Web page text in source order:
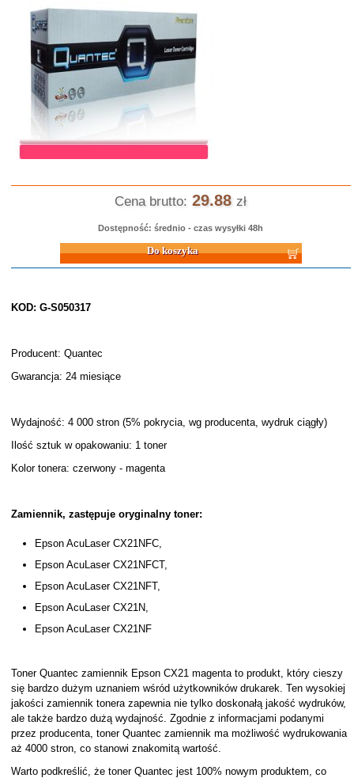
Cena brutto: 29.88 zł
Dostępność: średnio - czas wysyłki 48h
Do koszyka
KOD: G-S050317
Producent: Quantec
Gwarancja: 24 miesiące
Wydajność: 4 000 stron (5% pokrycia, wg producenta, wydruk ciągły)
Ilość sztuk w opakowaniu: 1 toner
Kolor tonera: czerwony - magenta
Zamiennik, zastępuje oryginalny toner:
Epson AcuLaser CX21NFC,
Epson AcuLaser CX21NFCT,
Epson AcuLaser CX21NFT,
Epson AcuLaser CX21N,
Epson AcuLaser CX21NF
Toner Quantec zamiennik Epson CX21 magenta to produkt, który cieszy
się bardzo dużym uznaniem wśród użytkowników drukarek. Ten wysokiej
jakości zamiennik tonera zapewnia nie tylko doskonałą jakość wydruków,
ale także bardzo dużą wydajność. Zgodnie z informacjami podanymi
przez producenta, toner Quantec zamiennik ma możliwość wydrukowania
aż 4000 stron, co stanowi znakomitą wartość.
Warto podkreślić, że toner Quantec jest 100% nowym produktem, co